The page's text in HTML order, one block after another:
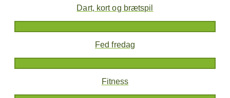
Dart, kort og brætspil
Fed fredag
Fitness